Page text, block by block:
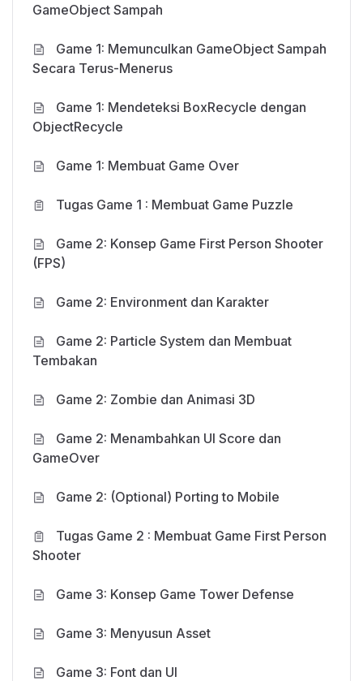
GameObject Sampah
Game 1: Memunculkan GameObject Sampah
Secara Terus-Menerus
Game 1: Mendeteksi BoxRecycle dengan
ObjectRecycle
Game 1: Membuat Game Over
Tugas Game 1 : Membuat Game Puzzle
Game 2: Konsep Game First Person Shooter
(FPS)
Game 2: Environment dan Karakter
Game 2: Particle System dan Membuat
Tembakan
Game 2: Zombie dan Animasi 3D
Game 2: Menambahkan UI Score dan
GameOver
Game 2: (Optional) Porting to Mobile
Tugas Game 2 : Membuat Game First Person
Shooter
Game 3: Konsep Game Tower Defense
Game 3: Menyusun Asset
Game 3: Font dan UI